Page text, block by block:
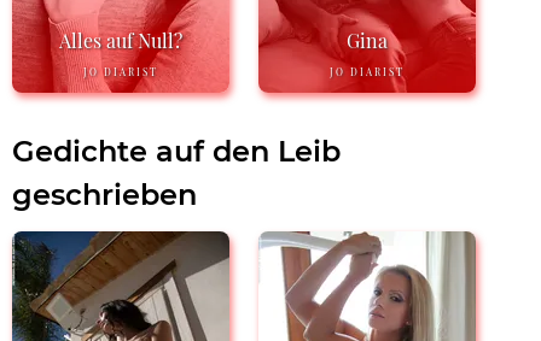
Alles auf Null?
JO DIARIST
Gina
JO DIARIST
Gedichte auf den Leib
geschrieben